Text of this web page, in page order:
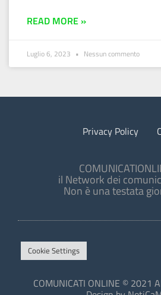
READ MORE »
Luglio 6, 2023 Nessun commento
Privacy Policy
il Network dei
Non è una testata
Cookie Settings
COMUNICATI ONLINE © 2021